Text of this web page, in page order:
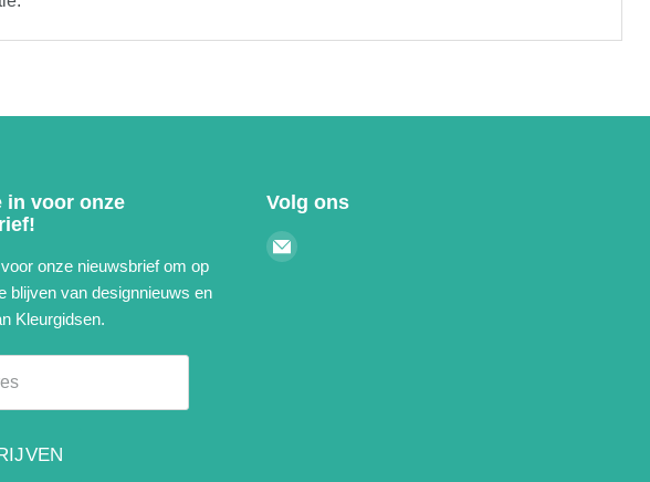
in voor onze
onze nieuwsbrief om op
blijven van designnieuws en
Kleurgidsen.
Volg ons
Email